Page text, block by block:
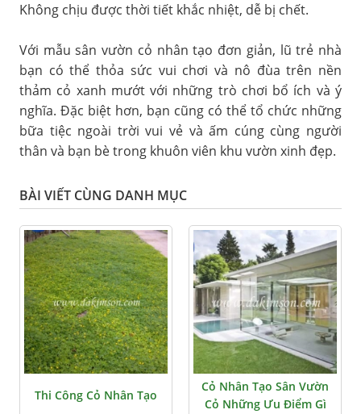
Không chịu được thời tiết khắc nhiệt, dễ bị chết.
Với mẫu sân vườn cỏ nhân tạo đơn giản, lũ trẻ nhà
bạn có thể thỏa sức vui chơi và nô đùa trên nền
thảm cỏ xanh mướt với những trò chơi bổ ích và ý
nghĩa. Đặc biệt hơn, bạn cũng có thể tổ chức những
bữa tiệc ngoài trời vui vẻ và ấm cúng cùng người
thân và bạn bè trong khuôn viên khu vườn xinh đẹp.
BÀI VIẾT CÙNG DANH MỤC
Thi Công Cỏ Nhân Tạo
Cỏ Nhân Tạo Sân Vườn
Cỏ Những Ưu Điểm Gì